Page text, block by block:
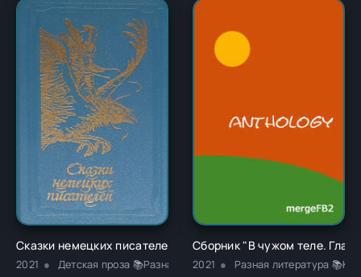
Сказки немецких писателей - Новалис
2021 Детская проза 📚Разная литература
Сборник "В чужом теле.
2021 Разная литература